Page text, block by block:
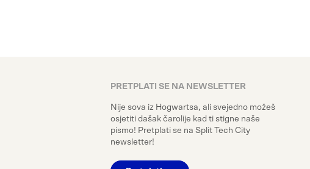
PRETPLATI SE NA NEWSLETTER
Nije sova iz Hogwartsa, ali svejedno možeš
osjetiti dašak čarolije kad ti stigne naše
pismo! Pretplati se na Split Tech City
newsletter!